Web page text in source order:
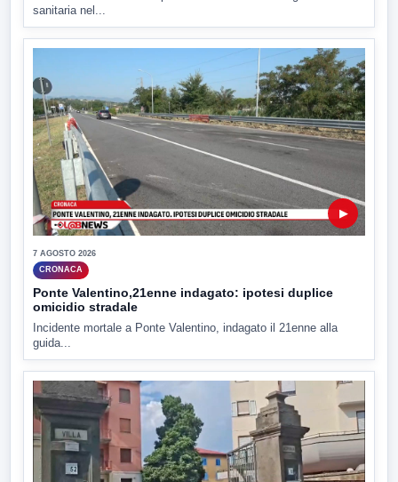
sanitaria nel...
▶
7 AGOSTO 2026
CRONACA
Ponte Valentino,21enne indagato: ipotesi duplice
omicidio stradale
Incidente mortale a Ponte Valentino, indagato il 21enne alla
guida...